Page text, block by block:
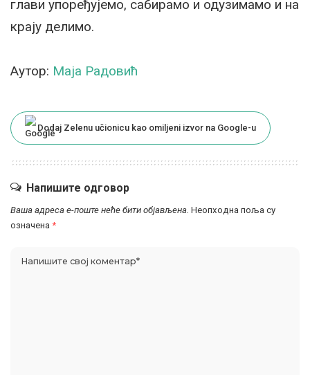
глави упоређујемо, сабирамо и одузимамо и на
крају делимо.
Аутор: Маја Радовић
Dodaj Zelenu učionicu kao omiljeni izvor na Google-u
Напишите одговор
Ваша адреса е-поште неће бити објављена. Неопходна поља су
означена *